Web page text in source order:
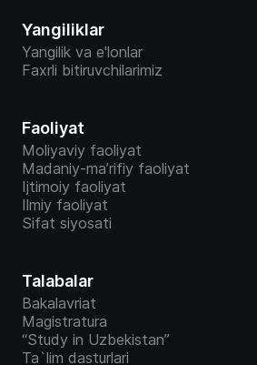
Yangiliklar
Yangilik va e'lonlar
Faxrli bitiruvchilarimiz
Faoliyat
Moliyaviy faoliyat
Madaniy-ma’rifiy faoliyat
Ijtimoiy faoliyat
Ilmiy faoliyat
Sifat siyosati
Talabalar
Bakalavriat
Magistratura
“Study in Uzbekistan”
Ta`lim dasturlari